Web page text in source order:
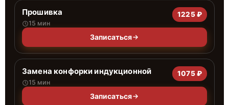
Прошивка
15 мин
1225 ₽
Записаться
Замена конфорки индукционной
15 мин
1075 ₽
Записаться